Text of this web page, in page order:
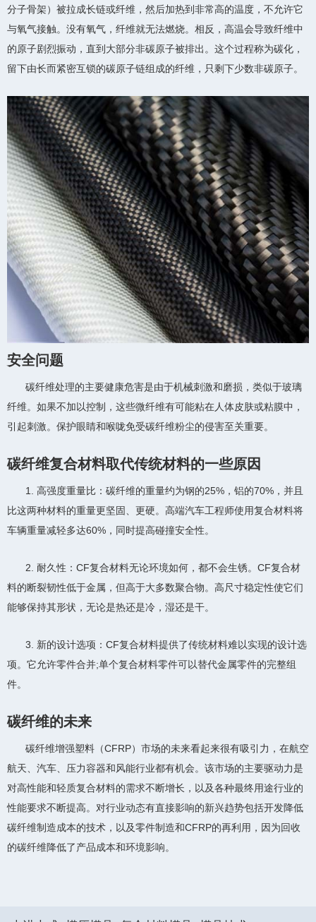
分子骨架）被拉成长链或纤维，然后加热到非常高的温度，不允许它
与氧气接触。没有氧气，纤维就无法燃烧。相反，高温会导致纤维中
的原子剧烈振动，直到大部分非碳原子被排出。这个过程称为碳化，
留下由长而紧密互锁的碳原子链组成的纤维，只剩下少数非碳原子。
安全问题
碳纤维处理的主要健康危害是由于机械刺激和磨损，类似于玻璃
纤维。如果不加以控制，这些微纤维有可能粘在人体皮肤或粘膜中，
引起刺激。保护眼睛和喉咙免受碳纤维粉尘的侵害至关重要。
碳纤维复合材料取代传统材料的一些原因
1. 高强度重量比：碳纤维的重量约为钢的25%，铝的70%，并且
比这两种材料的重量更坚固、更硬。高端汽车工程师使用复合材料将
车辆重量减轻多达60%，同时提高碰撞安全性。
2. 耐久性：CF复合材料无论环境如何，都不会生锈。CF复合材
料的断裂韧性低于金属，但高于大多数聚合物。高尺寸稳定性使它们
能够保持其形状，无论是热还是冷，湿还是干。
3. 新的设计选项：CF复合材料提供了传统材料难以实现的设计选
项。它允许零件合并;单个复合材料零件可以替代金属零件的完整组
件。
碳纤维的未来
碳纤维增强塑料（CFRP）市场的未来看起来很有吸引力，在航空
航天、汽车、压力容器和风能行业都有机会。该市场的主要驱动力是
对高性能和轻质复合材料的需求不断增长，以及各种最终用途行业的
性能要求不断提高。对行业动态有直接影响的新兴趋势包括开发降低
碳纤维制造成本的技术，以及零件制造和CFRP的再利用，因为回收
的碳纤维降低了产品成本和环境影响。